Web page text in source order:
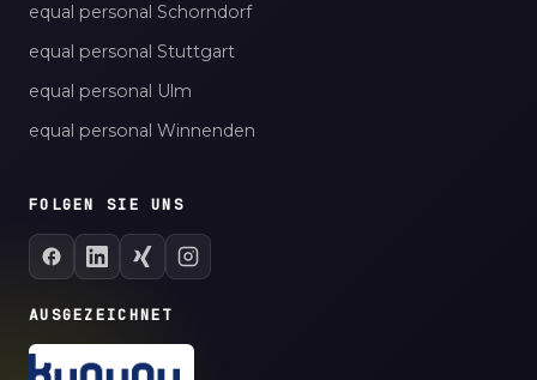
equal personal Schorndorf
equal personal Stuttgart
equal personal Ulm
equal personal Winnenden
FOLGEN SIE UNS
AUSGEZEICHNET